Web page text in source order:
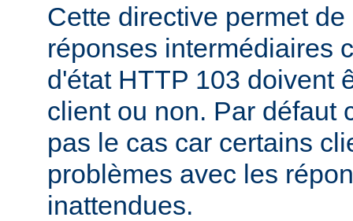
Cette directive permet
réponses intermédiaires
d'état HTTP 103 doivent
client ou non. Par défaut
pas le cas car certains
problèmes avec les
inattendues.